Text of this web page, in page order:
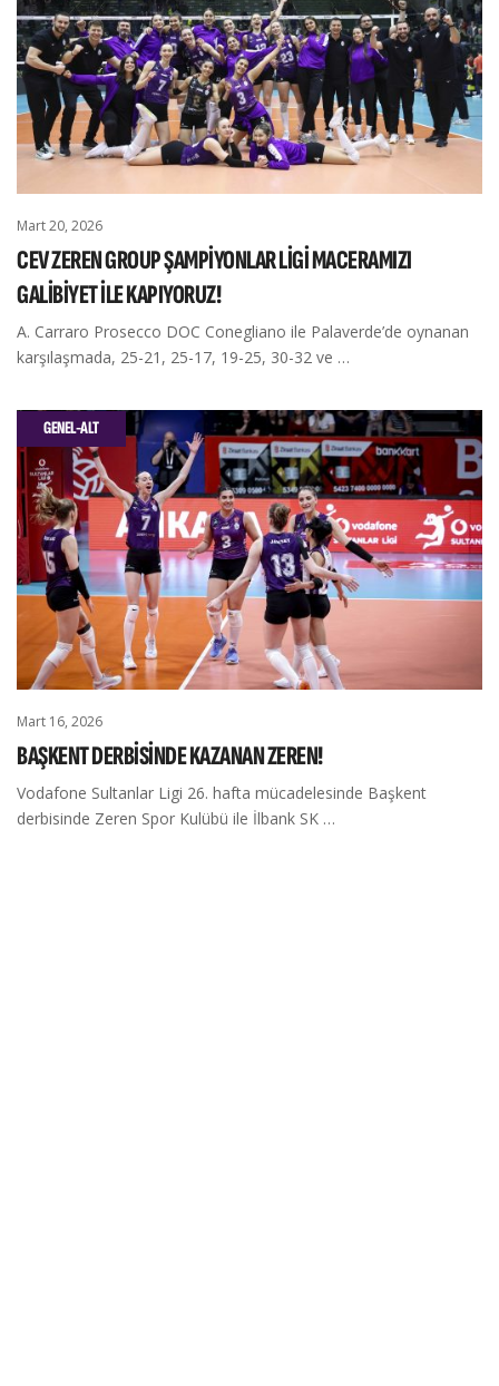
Mart 20, 2026
CEV ZEREN GROUP ŞAMPİYONLAR LİGİ MACERAMIZI
GALİBİYET İLE KAPIYORUZ!
A. Carraro Prosecco DOC Conegliano ile Palaverde’de oynanan
karşılaşmada, 25-21, 25-17, 19-25, 30-32 ve …
GENEL-ALT
Mart 16, 2026
BAŞKENT DERBİSİNDE KAZANAN ZEREN!
Vodafone Sultanlar Ligi 26. hafta mücadelesinde Başkent
derbisinde Zeren Spor Kulübü ile İlbank SK …